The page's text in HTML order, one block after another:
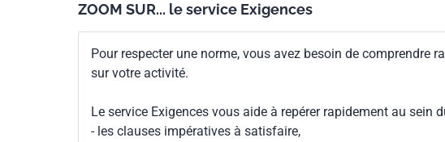
ZOOM SUR... le service Exigences
Pour respecter une norme, vous avez besoin de comprendre
sur votre activité.
Le service Exigences vous aide à repérer rapidement au sein
- les clauses impératives à satisfaire,